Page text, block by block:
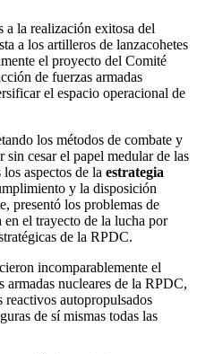
a la realización exitosa del
a los artilleros de lanzacohetes
el proyecto del Comité
de fuerzas armadas
el espacio operacional de
los métodos de combate y
sin cesar el papel medular de las
aspectos de la estrategia
y la disposición
presentó los problemas de
el trayecto de la lucha por
de la RPDC.
incomparablemente el
nucleares de la RPDC,
reactivos autopropulsados
de sí mismas todas las